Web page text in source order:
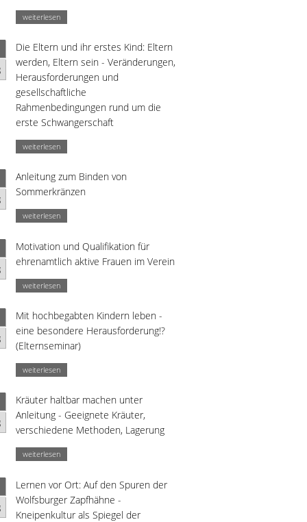
weiterlesen
Die Eltern und ihr erstes Kind: Eltern
werden, Eltern sein - Veränderungen,
Herausforderungen und
gesellschaftliche
Rahmenbedingungen rund um die
erste Schwangerschaft
weiterlesen
Anleitung zum Binden von
Sommerkränzen
weiterlesen
Motivation und Qualifikation für
ehrenamtlich aktive Frauen im Verein
weiterlesen
Mit hochbegabten Kindern leben -
eine besondere Herausforderung!?
(Elternseminar)
weiterlesen
Kräuter haltbar machen unter
Anleitung - Geeignete Kräuter,
verschiedene Methoden, Lagerung
weiterlesen
Lernen vor Ort: Auf den Spuren der
Wolfsburger Zapfhähne -
Kneipenkultur als Spiegel der